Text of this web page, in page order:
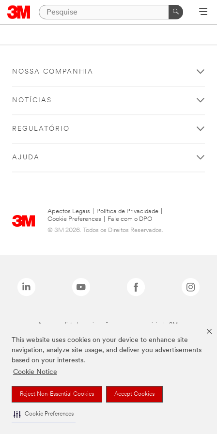
This website uses cookies on your device to enhance site
navigation, analyze site usage, and deliver you advertisements
based on your interests.
Cookie Notice
Reject Non-Essential Cookies Accept Cookies
Cookie Preferences
NOSSA COMPANHIA
NOTÍCIAS
REGULATÓRIO
AJUDA
Apectos Legais Política de Privacidade
Cookie Preferences
Fale com o DPO
© 3M 2026. Todos os Direitos Reservados.
As marcas listadas a cima são marcas comerciais da 3M.